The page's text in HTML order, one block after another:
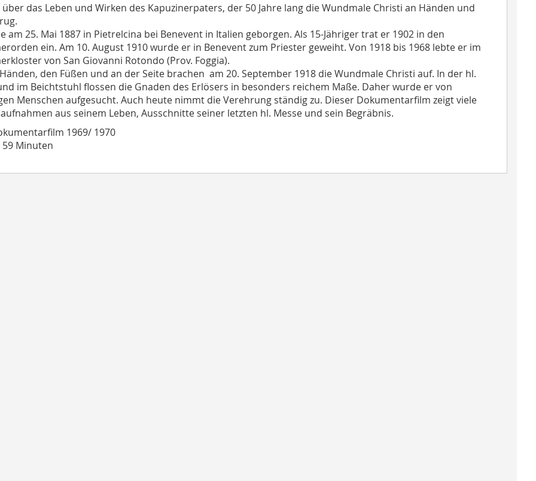
über das Leben und Wirken des Kapuzinerpaters, der 50 Jahre lang die Wundmale Christi an Händen und
am 25. Mai 1887 in Pietrelcina bei Benevent in Italien geborgen. Als 15-Jähriger trat er 1902 in den
ein. Am 10. August 1910 wurde er in Benevent zum Priester geweiht. Von 1918 bis 1968 lebte er im
von San Giovanni Rotondo (Prov. Foggia).
den Füßen und an der Seite brachen am 20. September 1918 die Wundmale Christi auf. In der hl.
im Beichtstuhl flossen die Gnaden des Erlösers in besonders reichem Maße. Daher wurde er von
Menschen aufgesucht. Auch heute nimmt die Verehrung ständig zu. Dieser Dokumentarfilm zeigt viele
aus seinem Leben, Ausschnitte seiner letzten hl. Messe und sein Begräbnis.
1969/ 1970
59 Minuten